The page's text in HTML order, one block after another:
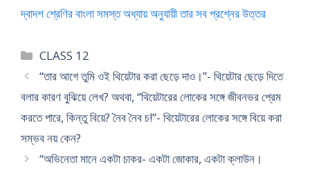
দ্বাদশ শ্রেণির বাংলা সমস্ত অধ্যায় অনুযায়ী তার সব প্রশ্নের উত্তর
Categories
CLASS 12
“তার আগে তুমি ওই থিয়েটার করা ছেড়ে দাও।”- থিয়েটার ছেড়ে দিতে
বলার কারণ বুঝিয়ে লেখ? অথবা, “থিয়েটারের লোকের সঙ্গে জীবনভর প্রেম
করতে পারে, কিন্তু বিয়ে? নৈব নৈব চ!”- থিয়েটারের লোকের সঙ্গে বিয়ে করা
সম্ভব নয় কেন?
“অভিনেতা মানে একটা চাকর- একটা জোকার, একটা ক্লাউন।